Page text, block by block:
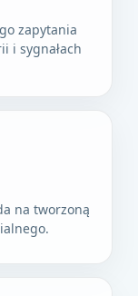
zapytania
i sygnałach
na tworzoną